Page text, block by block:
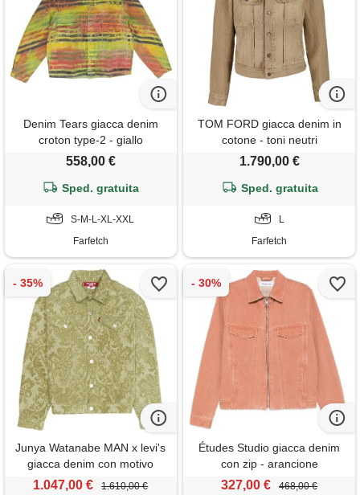
Denim Tears giacca denim
croton type-2 - giallo
558,00 €
Sped. gratuita
S-M-L-XL-XXL
Farfetch
TOM FORD giacca denim in
cotone - toni neutri
1.790,00 €
Sped. gratuita
L
Farfetch
Junya Watanabe MAN x levi's
giacca denim con motivo
damascato - verde
1.047,00 € 1.610,00 €
Études Studio giacca denim
con zip - arancione
327,00 € 468,00 €